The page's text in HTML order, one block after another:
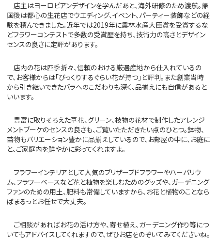
店主はヨーロピアンデザインを学んだあと、海外研修のため渡航。帰
国後は都心の生花店でウエディング、イベント、パーティー装飾などの経
験を積んできました。近年では2019年に農林水産大臣賞を受賞するな
どフラワーコンテストで多数の受賞歴を持ち、技術力の高さとデザイン
センスの良さに定評があります。
店内の花は四季折々、信頼のおける厳選産地から仕入れているの
で、お客様からは「びっくりするぐらい花が持つ」と評判。また創業当時
から引き継いできたバラへのこだわりも深く、品揃えにも自信があると
いいます。
豊富に取りそろえた草花、グリーン、枝物の花材で制作したアレンジ
メントブーケのセンスの良さも、ご覧いたただきたい点のひとつ。鉢物、
苗物もバリエーション豊かに品揃えしているので、お部屋の中に、お庭に
と、ご家庭内を鮮やかに彩ってくれますよ。
フラワーインテリアとして人気のブリザーブドフラワーやハーバリウ
ム、フラワーベースなど花と植物を楽しむためのグッズや、ガーデニング
ファンのための用土、肥料も常備していますから、お花と植物のことなら
ばまるっとお任せで大丈夫。
ご相談があればお花の活け方や、寄せ植え、ガーデニング作り等につ
いてもアドバイスしてくれますので、ぜひお店をのぞいてみてくださいね。